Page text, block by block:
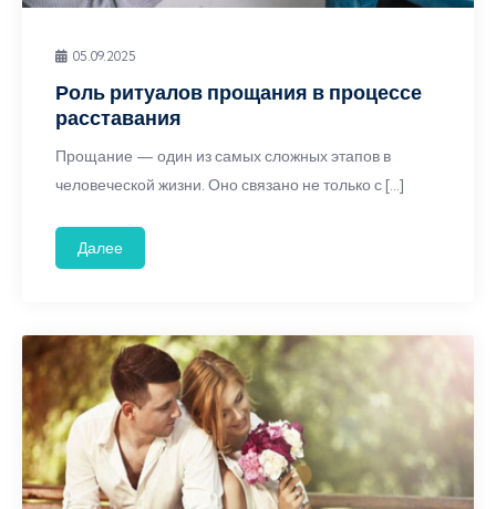
05.09.2025
Роль ритуалов прощания в процессе
расставания
Прощание — один из самых сложных этапов в
человеческой жизни. Оно связано не только с […]
Далее